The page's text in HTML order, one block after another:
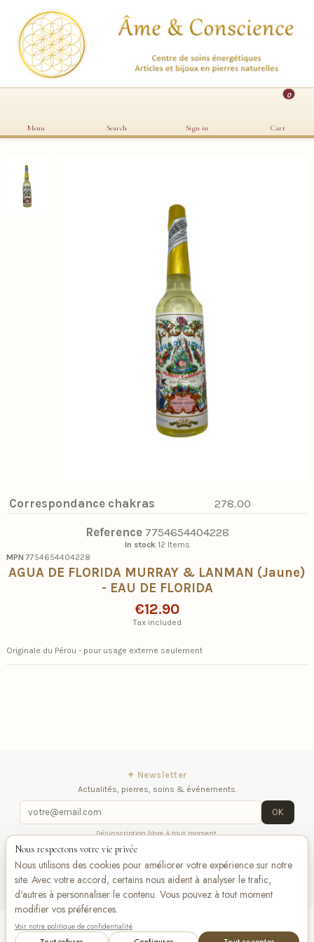
Menu Search Sign in
0
Cart
Correspondance chakras 278.00
Reference 7754654404228
In stock 12 Items
MPN 7754654404228
AGUA DE FLORIDA MURRAY & LANMAN (Jaune)
- EAU DE FLORIDA
€12.90
Tax included
Originale du Pérou - pour usage externe seulement
Add to cart
✦ Newsletter
Actualités, pierres, soins & événements.
OK
Désinscription libre à tout moment.
iqitlinksmanager module
nous
VISA Pay
Nous respectons votre vie privée
Nous utilisons des cookies pour améliorer votre expérience sur notre
site. Avec votre accord, certains nous aident à analyser le trafic,
d'autres à personnaliser le contenu. Vous pouvez à tout moment
modifier vos préférences.
Voir notre politique de confidentialité